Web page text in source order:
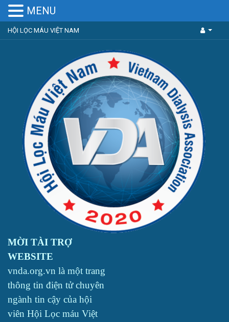
HỘI LỌC MÁU VIỆT NAM
MỜI TÀI TRỢ
WEBSITE
vnda.org.vn là một trang
thông tin điện tử chuyên
ngành tin cậy của hội
viên Hội Lọc máu Việt
MENU